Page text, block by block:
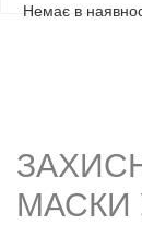
Немає в
МАСКИ